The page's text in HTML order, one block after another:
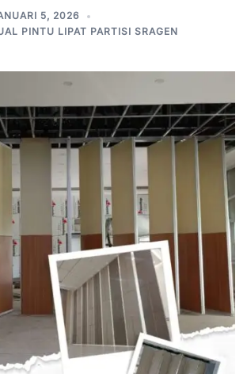
5, 2026
PINTU LIPAT PARTISI SRAGEN